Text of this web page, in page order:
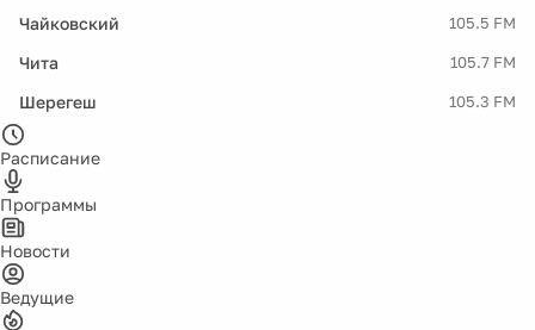
Чайковский 105.5 FM
Чита 105.7 FM
Шерегеш 105.3 FM
Расписание
Программы
Новости
Ведущие